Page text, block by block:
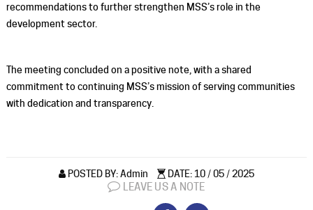
recommendations to further strengthen MSS’s role in the
development sector.
The meeting concluded on a positive note, with a shared
commitment to continuing MSS’s mission of serving communities
with dedication and transparency.
POSTED BY: Admin DATE: 10 / 05 / 2025
LEAVE US A NOTE